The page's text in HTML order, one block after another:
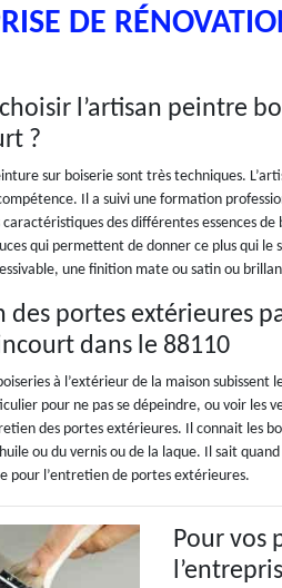
DE
l’artisan peintre
?
sur boiserie sont très techniques.
Il a suivi une formation
caractéristiques des différentes essences
qui permettent de donner ce plus qui
une finition mate ou satin ou
des portes extérieures
dans le 88110
à l’extérieur de la maison
pour ne pas se dépeindre, ou voir les
des portes extérieures. Il connait les
ou du vernis ou de la laque. Il sait
pour l’entretien de portes extérieures.
Pour vos